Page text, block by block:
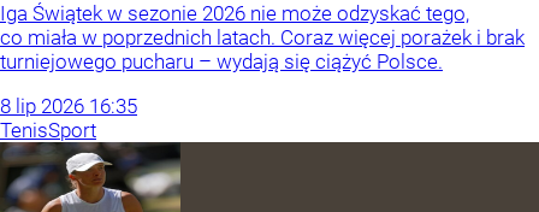
Iga Świątek w sezonie 2026 nie może odzyskać tego,
co miała w poprzednich latach. Coraz więcej porażek i brak
turniejowego pucharu – wydają się ciążyć Polsce.
8 lip 2026 16:35
TenisSport